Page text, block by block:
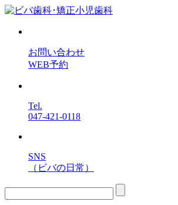
お問い合わせ
WEB予約
Tel.
047-421-0118
SNS
（ビバの日常）